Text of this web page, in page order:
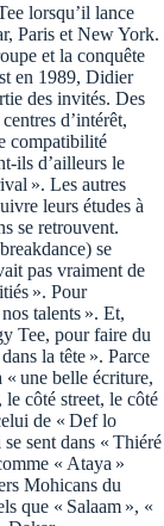
lorsqu’il lance
Paris et New York.
et la conquête
en 1989, Didier
des invités. Des
d’intérêt,
compatibilité
ils d’ailleurs le
». Les autres
leurs études à
se retrouvent.
se
pas vraiment de
». Pour
talents ». Et,
Tee, pour faire du
la tête ». Parce
« une belle écriture,
côté street, le côté
de « Def lo
sent dans « Thiéré
« Ataya »
Mohicans du
que « Salaam », «